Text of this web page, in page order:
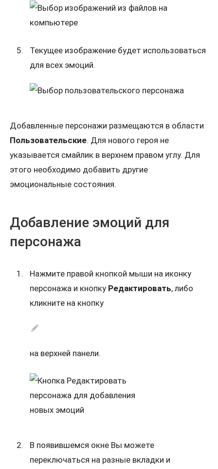
Текущее изображение будет использоваться
для всех эмоций.
Добавленные персонажи размещаются в области
Пользовательские. Для нового героя не
указывается смайлик в верхнем правом углу. Для
этого необходимо добавить другие
эмоциональные состояния.
Добавление эмоций для
персонажа
Нажмите правой кнопкой мыши на иконку
персонажа и кнопку Редактировать, либо
кликните на кнопку
на верхней панели.
В появившемся окне Вы можете
переключаться на разные вкладки и